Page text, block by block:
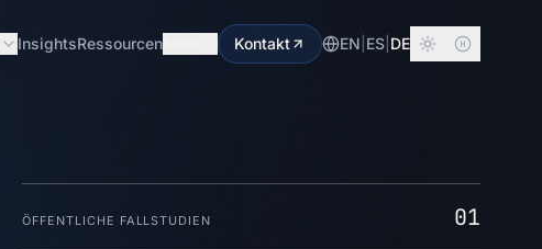
InsightsRessourcen Kontakt EN ES DE
ÖFFENTLICHE FALLSTUDIEN 01